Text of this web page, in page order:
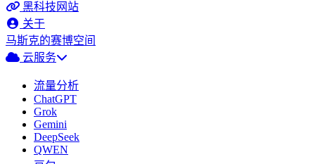
黑科技网站
关于
马斯克的赛博空间
云服务
流量分析
ChatGPT
Grok
Gemini
DeepSeek
QWEN